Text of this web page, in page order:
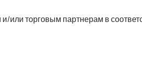
торговым партнерам в